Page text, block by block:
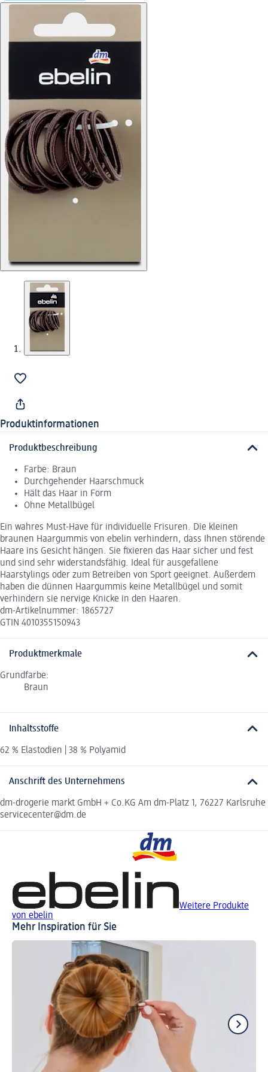
Produktinformationen
Produktbeschreibung
Farbe: Braun
Durchgehender Haarschmuck
Hält das Haar in Form
Ohne Metallbügel
Ein wahres Must-Have für individuelle Frisuren. Die kleinen
braunen Haargummis von ebelin verhindern, dass Ihnen störende
Haare ins Gesicht hängen. Sie fixieren das Haar sicher und fest
und sind sehr widerstandsfähig. Ideal für ausgefallene
Haarstylings oder zum Betreiben von Sport geeignet. Außerdem
haben die dünnen Haargummis keine Metallbügel und somit
verhindern sie nervige Knicke in den Haaren.
dm-Artikelnummer: 1865727
GTIN 4010355150943
Produktmerkmale
Grundfarbe:
Braun
Inhaltsstoffe
62 % Elastodien | 38 % Polyamid
Anschrift des Unternehmens
dm-drogerie markt GmbH + Co.KG Am dm-Platz 1, 76227 Karlsruhe
servicecenter@dm.de
Weitere Produkte
von ebelin
Mehr Inspiration für Sie